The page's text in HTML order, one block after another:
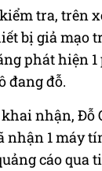
tra, trên
bị giả mạo
phát hiện
đang đỗ.
nhận, Đỗ
nhận 1 máy
cáo qua